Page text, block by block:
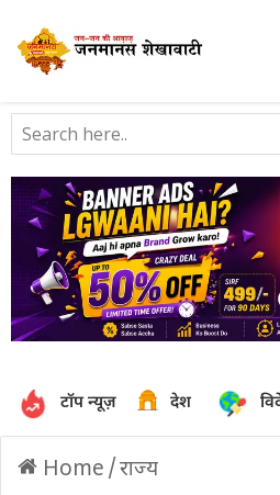
टॉप न्यूज़ देश
Home /राज्य